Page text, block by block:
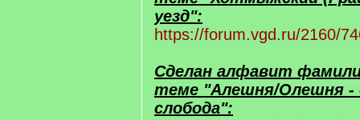
уезд":
https://forum.vgd.ru/2160/
Сделан алфавит
теме "Алешня/Олешня -
слобода":